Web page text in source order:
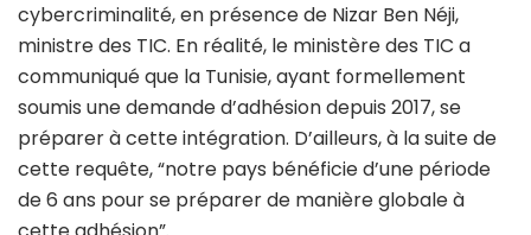
cybercriminalité, en présence de Nizar Ben Néji,
ministre des TIC. En réalité, le ministère des TIC a
communiqué que la Tunisie, ayant formellement
soumis une demande d’adhésion depuis 2017, se
préparer à cette intégration. D’ailleurs, à la suite de
cette requête, “notre pays bénéficie d’une période
de 6 ans pour se préparer de manière globale à